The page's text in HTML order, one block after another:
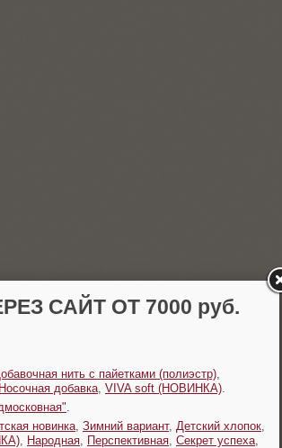
САЙТ ОТ 7000 руб.
нить с пайетками (полиэстр)
Носочная добавка VIVA soft (НОВИНКА)
новинка Зимний вариант, Детский хлопок
Народная Перспективная Секрет успеха